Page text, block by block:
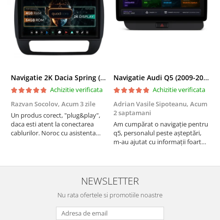
Navigatie 2K Dacia Spring (2021- Prezent), Android, S-Quadcore / 4GB RAM + 64GB ROM, 9.5 Inch - AD-BGS90042K+AD-BGRKIT366V4s
Achizitie verificata
Razvan Socolov, Acum 3 zile
Un produs corect, "plug&play",
daca esti atent la conectarea
cablurilor. Noroc cu asistenta
atras atentia ca nu era conectat
cablul de video de la camera
Navigatie Audi Q5 (2009-2017), Linux OS & OEM, MMI 3G, CarPlay & Android Auto Wireless, MirrorLink, Camera AHD, 12.3 Inch - AD-BGAALNXH+AD-BGRKITQ5002
Achizitie verificata
Adrian Vasile Sipoteanu, Acum
2 saptamani
Am cumpărat o navigație pentru
q5, personalul peste așteptări,
m-au ajutat cu informații foarte
serviabili, livrare rapidă, suport
tehnic, totul impecabil, o să revin
la ei și pentru vi...
NEWSLETTER
Nu rata ofertele si promotiile noastre